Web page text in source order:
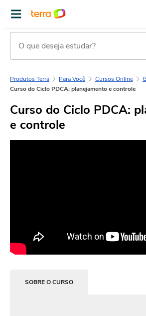
Produtos Terra Para Você Cursos Online
Curso do Ciclo PDCA: planejamento e controle
Curso do Ciclo PDCA:
e controle
SOBRE O CURSO